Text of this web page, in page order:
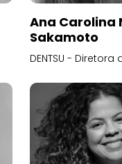
Ana Carolina
Sakamoto
DENTSU -